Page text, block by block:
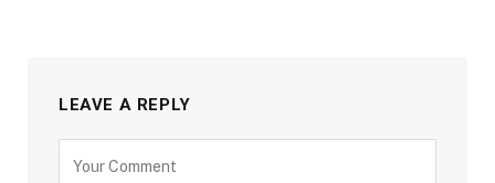
LEAVE A REPLY